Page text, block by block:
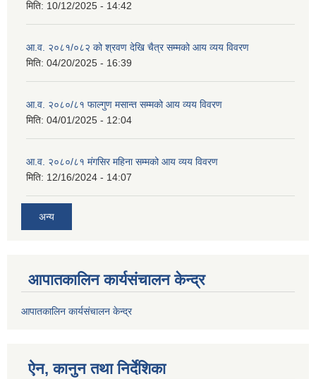
मिति: 10/12/2025 - 14:42
आ.व. २०८१/०८२ को श्रवण देखि चैत्र सम्मको आय व्यय विवरण
मिति: 04/20/2025 - 16:39
आ.व. २०८०/८१ फाल्गुण मसान्त सम्मको आय व्यय विवरण
मिति: 04/01/2025 - 12:04
आ.व. २०८०/८१ मंगसिर महिना सम्मको आय व्यय विवरण
मिति: 12/16/2024 - 14:07
अन्य
आपातकालिन कार्यसंचालन केन्द्र
आपातकालिन कार्यसंचालन केन्द्र
ऐन, कानुन तथा निर्देशिका